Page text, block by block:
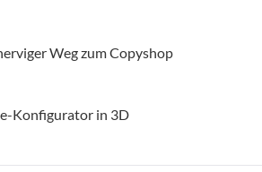
Weg zum Copyshop
Konfigurator in 3D